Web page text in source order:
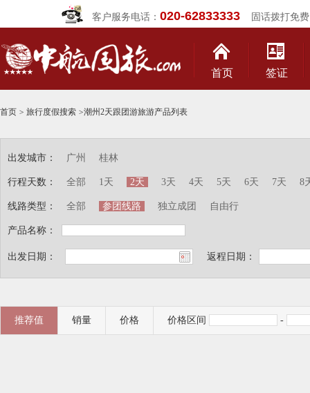
客户服务电话： 020-62833333固话拨打免费
首页 签证
首页 > 旅行度假搜索 >潮州2天跟团游旅游产品列表
出发城市：
行程天数：
线路类型：
产品名称：
广州 桂林
全部 1天 2天 3天 4天 5天 6天 7天 8
全部 参团线路 独立成团 自由行
出发日期： 返程日期：
推荐值 销量 价格 价格区间 -